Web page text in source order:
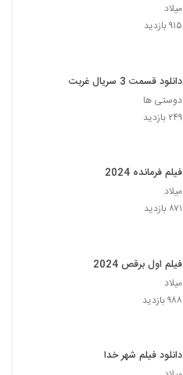
میلاد
۹۱۵ بازدید
دانلود قسمت 3 سریال غربت
دوستی ها
۲۴۹ بازدید
فیلم فرمانده 2024
میلاد
۸۷۱ بازدید
فیلم اول برقص 2024
میلاد
۹۸۸ بازدید
دانلود فیلم شهر خدا